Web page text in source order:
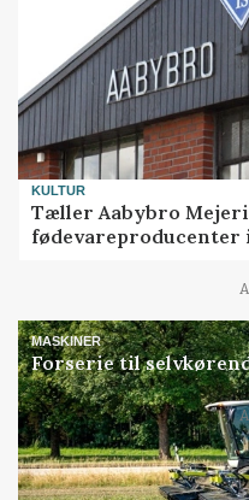
KULTUR
Tæller Aabybro Mejeri
MASKINER
Forserie til